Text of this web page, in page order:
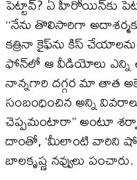
పెట్టావ్‌? ఏ హీరోయిన్‌కు
‘‘నేను తొలిసారిగా
కత్రినా కైఫ్‌ను కిస్‌
ఫోన్‌లో ఆ వీడియోలు ఎన్ని
నాన్నగారి దగ్గర మా తాత
సంబంధించిన అన్ని
చెప్పమంటారా’’ అంటూ
దాంతో, ‘మీలాంటి వారిని
బాలకృష్ణ నవ్వులు పంచారు.